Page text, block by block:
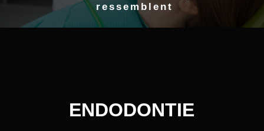
ressemblent
ENDODONTIE